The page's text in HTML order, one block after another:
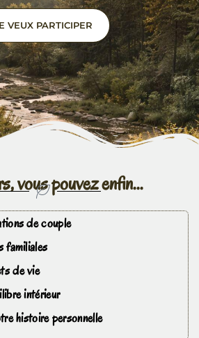
VEUX PARTICIPER
vous pouvez enfin...
de couple
familiales
de vie
intérieur
histoire personnelle